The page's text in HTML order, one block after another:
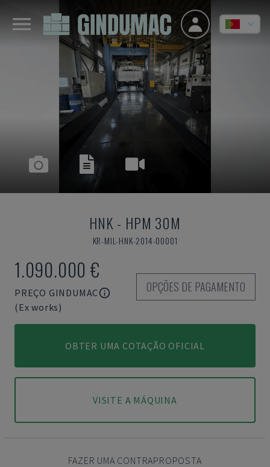
HNK - HPM 30M
KR-MIL-HNK-2014-00001
1.090.000 €
PREÇO GINDUMAC
(Ex works)
OPÇÕES DE PAGAMENTO
OBTER UMA COTAÇÃO OFICIAL
VISITE A MÁQUINA
FAZER UMA CONTRAPROPOSTA